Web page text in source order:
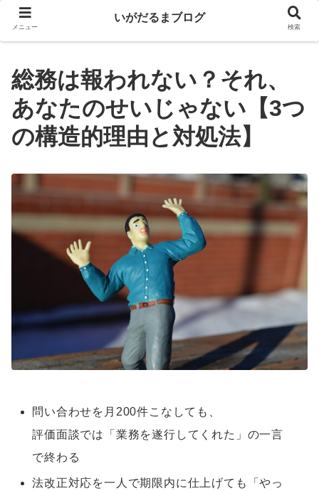
総務は報われない？それ、
あなたのせいじゃない【3つ
の構造的理由と対処法】
問い合わせを月200件こなしても、
評価面談では「業務を遂行してくれた」の一言
で終わる
法改正対応を一人で期限内に仕上げても「やっ
メニュー
いがだるまブログ
検索